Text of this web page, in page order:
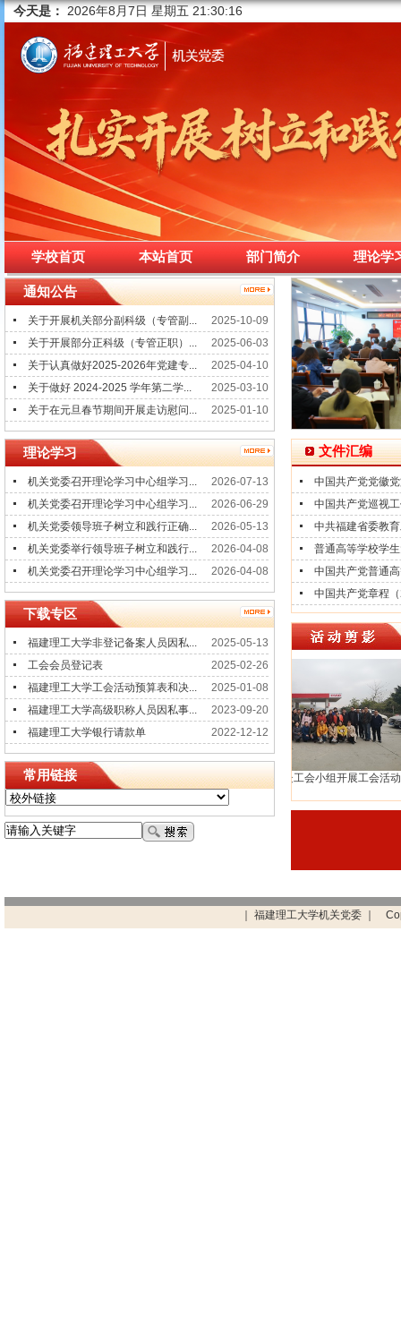
今天是： 2026年8月7日 星期五 21:30:16
学校首页 本站首页 部门简介 理论学
通知公告
关于开展机关部分副科级（专管副...
2025-10-09
关于开展部分正科级（专管正职）...
2025-06-03
关于认真做好2025-2026年党建专...
2025-04-10
关于做好 2024-2025 学年第二学...
2025-03-10
关于在元旦春节期间开展走访慰问...
2025-01-10
理论学习
机关党委召开理论学习中心组学习...
2026-07-13
机关党委召开理论学习中心组学习...
2026-06-29
机关党委领导班子树立和践行正确...
2026-05-13
机关党委举行领导班子树立和践行...
2026-04-08
机关党委召开理论学习中心组学习...
2026-04-08
下载专区
福建理工大学非登记备案人员因私...
2025-05-13
工会会员登记表
2025-02-26
福建理工大学工会活动预算表和决...
2025-01-08
福建理工大学高级职称人员因私事...
2023-09-20
福建理工大学银行请款单
2022-12-12
常用链接
文件汇编
中国共产党党徽
中国共产党巡视
中共福建省委教
普通高等学校学
中国共产党普通
中国共产党章程
计划财务处工会小组开展工会活动
｜ 福建理工大学机关党委 ｜